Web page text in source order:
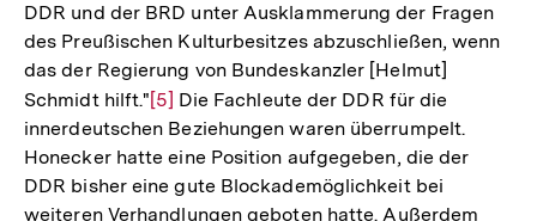
DDR und der BRD unter Ausklammerung der Fragen
des Preußischen Kulturbesitzes abzuschließen, wenn
das der Regierung von Bundeskanzler [Helmut]
Schmidt hilft." Zur
Auflösung
der
Fußnote
[5] Die Fachleute der DDR für die
innerdeutschen Beziehungen waren überrumpelt.
Honecker hatte eine Position aufgegeben, die der
DDR bisher eine gute Blockademöglichkeit bei
weiteren Verhandlungen geboten hatte. Außerdem